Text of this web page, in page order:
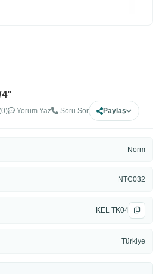
Yorum Yaz Soru Sor Paylaş
Norm
NTC032
KEL TK04
Türkiye